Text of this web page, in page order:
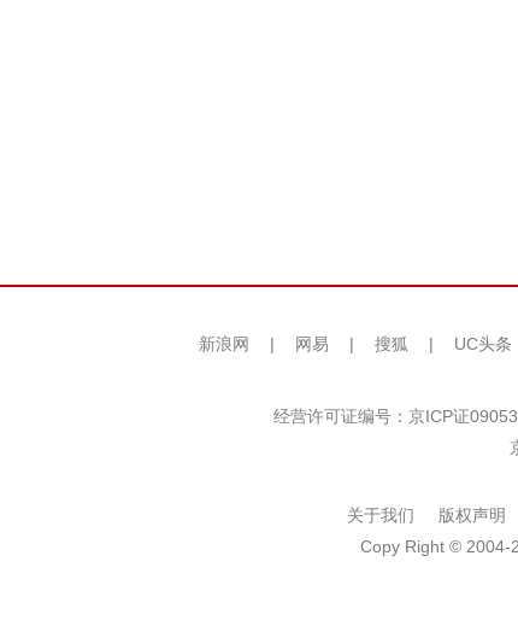
新浪网 | 网易 | 搜狐 | UC头条
经营许可证编号：京ICP证
关于我们 版权声明
Copy Right © 2004-